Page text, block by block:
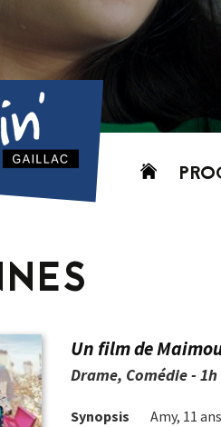
Aller
Un film de
Drame, Comédie - 1h
Synopsis
Amy, 11